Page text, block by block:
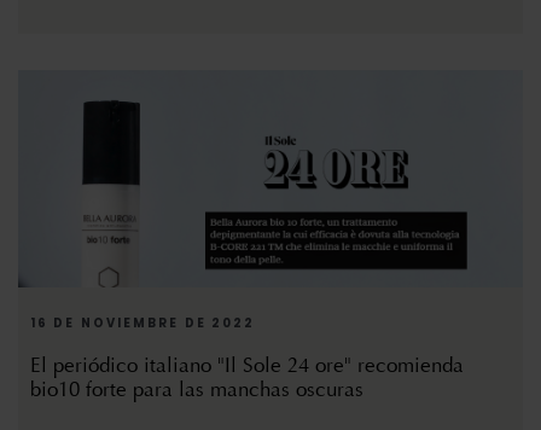
16 DE NOVIEMBRE DE 2022
El periódico italiano "Il Sole 24 ore" recomienda
bio10 forte para las manchas oscuras